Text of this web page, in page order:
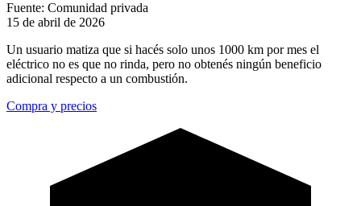
Fuente: Comunidad privada
15 de abril de 2026
Un usuario matiza que si hacés solo unos 1000 km por mes el
eléctrico no es que no rinda, pero no obtenés ningún beneficio
adicional respecto a un combustión.
Compra y precios